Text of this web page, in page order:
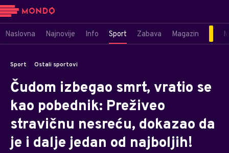
Naslovna Najnovije Info Sport Zabava Magazin
Sport Ostali sportovi
Čudom izbegao smrt, vratio se
kao pobednik: Preživeo
stravičnu nesreću, dokazao da
je i dalje jedan od najboljih!